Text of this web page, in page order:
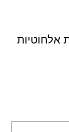
אלחוטיות